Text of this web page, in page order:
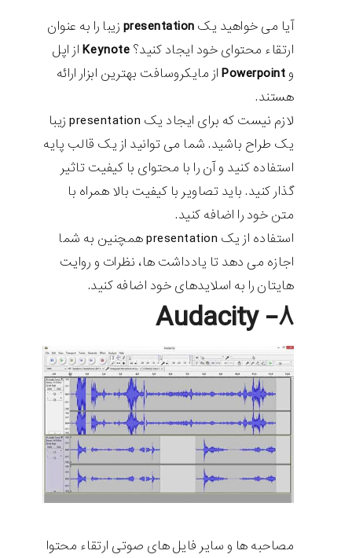
آیا می خواهید یک presentation زیبا را به عنوان
ارتقاء محتوای خود ایجاد کنید؟ Keynote از اپل
و Powerpoint از مایکروسافت بهترین ابزار ارائه
هستند.
لازم نیست که برای ایجاد یک presentation زیبا
یک طراح باشید. شما می توانید از یک قالب پایه
استفاده کنید و آن را با محتوای با کیفیت تاثیر
گذار کنید. باید تصاویر با کیفیت بالا همراه با
متن خود را اضافه کنید.
استفاده از یک presentation همچنین به شما
اجازه می دهد تا یادداشت ها، نظرات و روایت
هایتان را به اسلایدهای خود اضافه کنید.
۸- Audacity
مصاحبه ها و سایر فایل های صوتی ارتقاء محتوا